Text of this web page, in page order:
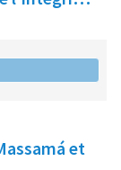
et